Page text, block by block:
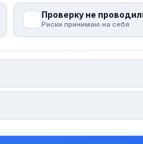
Проверку не
Риски принимаю на себя